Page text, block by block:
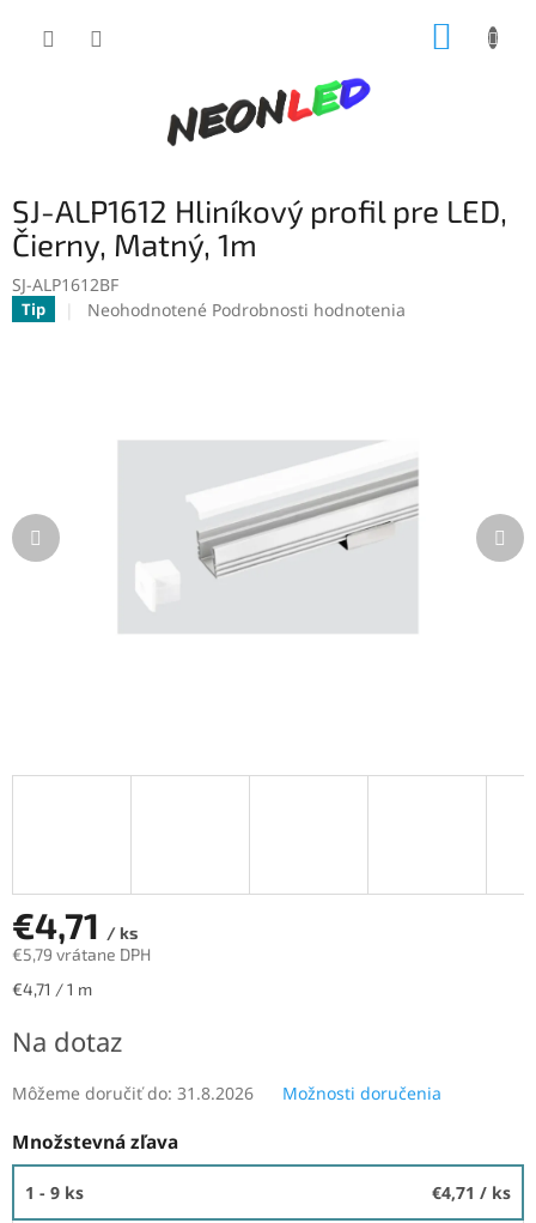
SJ-ALP1612 Hliníkový profil pre LED,
Čierny, Matný, 1m
SJ-ALP1612BF
Tip
Priemerné
Neohodnotené Podrobnosti hodnotenia
€4,71 / ks
€5,79 vrátane DPH
Jednotková
€4,71 / 1 m
Na dotaz
Môžeme doručiť do: 31.8.2026 Možnosti doručenia
Množstevná zľava
1 - 9 ks €4,71 / ks